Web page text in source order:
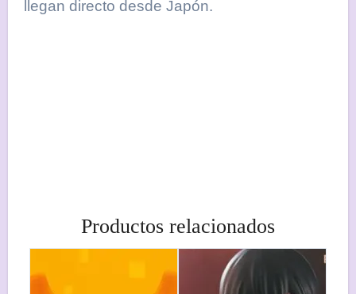
llegan directo desde Japón.
Productos relacionados